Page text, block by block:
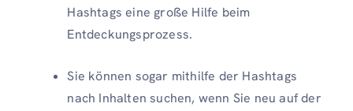
Hashtags eine große Hilfe beim
Entdeckungsprozess.
Sie können sogar mithilfe der Hashtags
nach Inhalten suchen, wenn Sie neu auf der